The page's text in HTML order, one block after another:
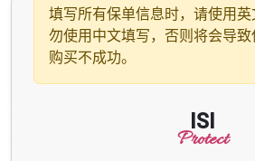
填写所有保单信息时，请使用
勿使用中文填写，否则将会导致
购买不成功。
ISI
Protect